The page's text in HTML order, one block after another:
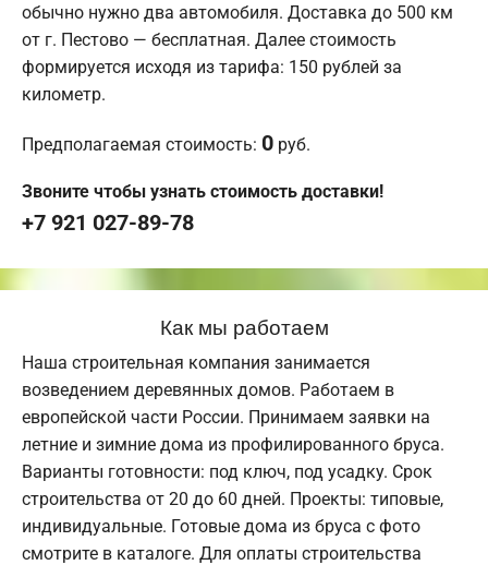
обычно нужно два автомобиля. Доставка до 500 км
от г. Пестово — бесплатная. Далее стоимость
формируется исходя из тарифа: 150 рублей за
километр.
Предполагаемая стоимость: 0 руб.
Звоните чтобы узнать стоимость доставки!
+7 921 027-89-78
Как мы работаем
Наша строительная компания занимается
возведением деревянных домов. Работаем в
европейской части России. Принимаем заявки на
летние и зимние дома из профилированного бруса.
Варианты готовности: под ключ, под усадку. Срок
строительства от 20 до 60 дней. Проекты: типовые,
индивидуальные. Готовые дома из бруса с фото
смотрите в каталоге. Для оплаты строительства